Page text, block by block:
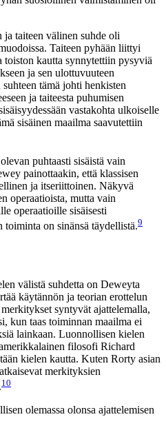
taiteen välinen suhde oli
Taiteen pyhään liittyi
toiston kautta synnytettiin pysyviä
ja sen ulottuvuuteen
suhteen tämä johti henkisten
ja taiteesta puhumisen
vastakohta ulkoiselle
sisäinen maailma saavutettiin
puhtaasti sisäistä vain
painottaakin, että klassisen
ja itseriittoinen. Näkyvä
operaatioista, mutta vain
operaatioille sisäisesti
on sinänsä täydellistä.9
välistä suhdetta on Deweyta
käytännön ja teorian erottelun
syntyvät ajattelemalla,
kun taas toiminnan maailma ei
lainkaan. Luonnollisen kielen
filosofi Richard
kielen kautta. Kuten Rorty asian
merkityksien
10
olemassa olonsa ajattelemisen